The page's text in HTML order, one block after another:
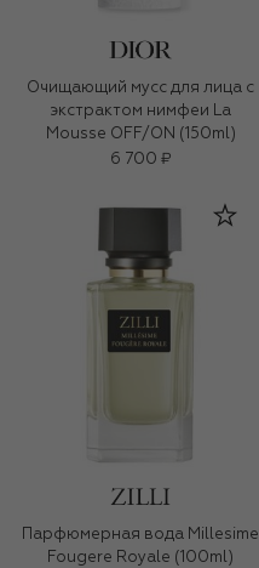
Очищающий мусс для лица с
экстрактом нимфеи La
Mousse OFF/ON (150ml)
6 700 ₽
Парфюмерная вода Millesime
Fougere Royale (100ml)